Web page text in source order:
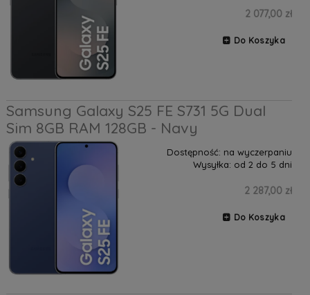
2 077,00 zł
Do Koszyka
Samsung Galaxy S25 FE S731 5G Dual
Sim 8GB RAM 128GB - Navy
Dostępność: na wyczerpaniu
Wysyłka: od 2 do 5 dni
2 287,00 zł
Do Koszyka